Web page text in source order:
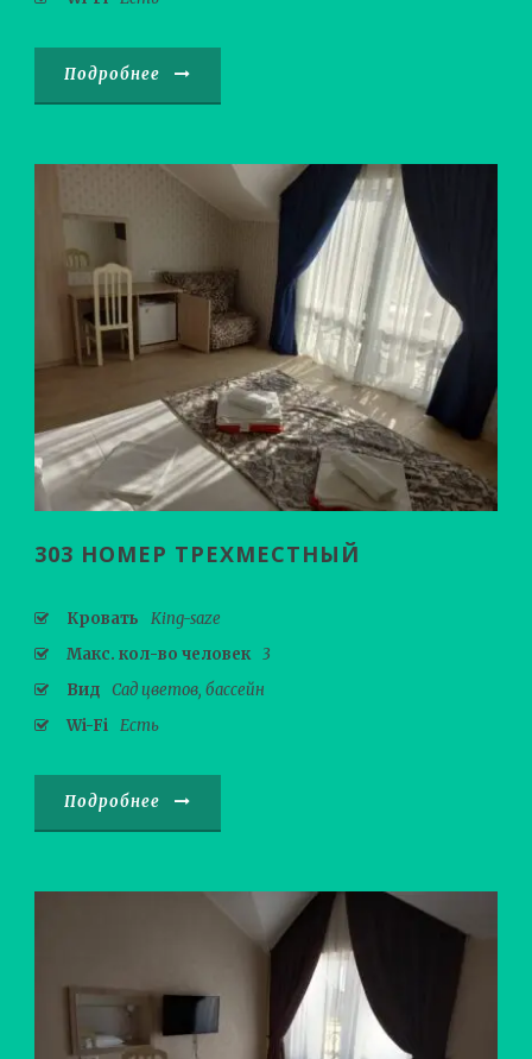
Подробнее
303 НОМЕР ТРЕХМЕСТНЫЙ
Кровать
King-saze
Макс. кол-во человек 3
Вид Сад цветов, бассейн
Wi-Fi Есть
Подробнее